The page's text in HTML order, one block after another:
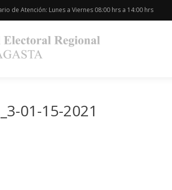
de Atención: Lunes a Viernes 08:00 hrs a 14:00 hrs
01-15-2021